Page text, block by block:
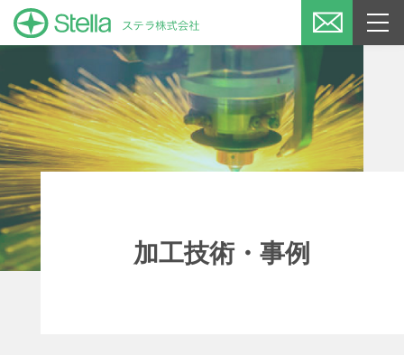
加工技術・事例